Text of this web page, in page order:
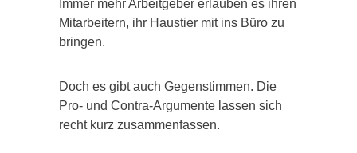
Immer mehr Arbeitgeber erlauben es ihren
Mitarbeitern, ihr Haustier mit ins Büro zu
bringen.
Doch es gibt auch Gegenstimmen. Die
Pro- und Contra-Argumente lassen sich
recht kurz zusammenfassen.